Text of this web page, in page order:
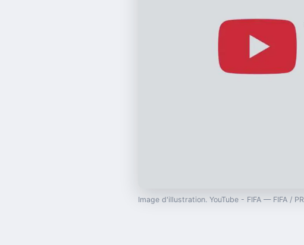
Image d'illustration. YouTube - FIFA — FIFA /